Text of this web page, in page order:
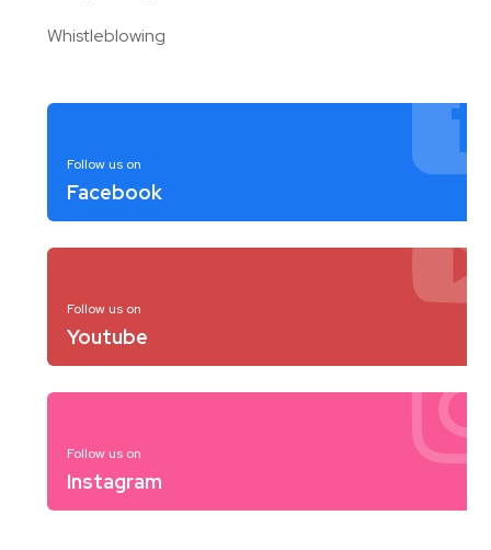
Whistleblowing
Follow us on
Facebook
Follow us on
Youtube
Follow us on
Instagram